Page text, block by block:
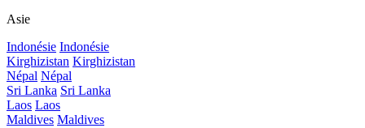
Asie
Indonésie Indonésie
Kirghizistan Kirghizistan
Népal Népal
Sri Lanka Sri Lanka
Laos Laos
Maldives Maldives